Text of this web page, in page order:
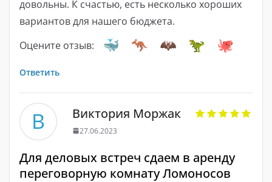
довольны. К счастью, есть несколько хороших
вариантов для нашего бюджета.
Оцените отзыв:
Ответить
В Виктория Моржак
27.06.2023
Для деловых встреч сдаем в аренду
переговорную комнату Ломоносов